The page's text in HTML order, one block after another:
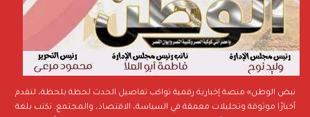
نبض الوطن» منصة إخبارية رقمية تواكب تفاصيل الحدث لحظة بلحظة، لتقدم
أخبارًا موثوقة وتحليلات معمقة في السياسة، الاقتصاد، والمجتمع. نكتب بلغة